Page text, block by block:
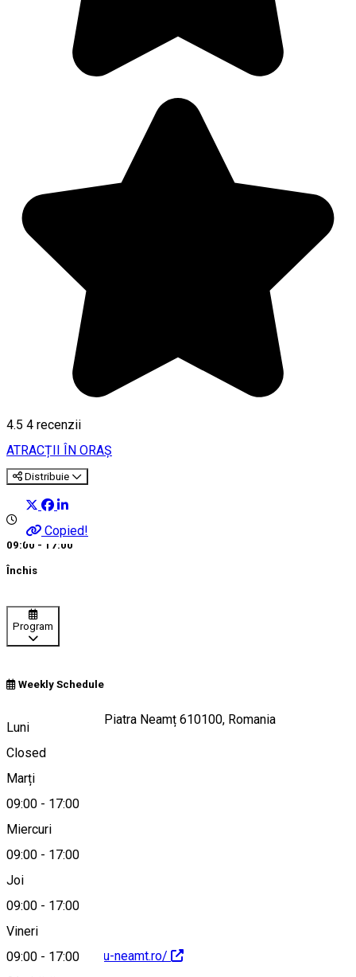
4.5 4 recenzii
ATRACȚII ÎN ORAȘ
Distribuie
Copied!
09:00 - 17:00
Închis
Program
Weekly Schedule
Luni
Closed
Marți
09:00 - 17:00
Miercuri
09:00 - 17:00
Joi
09:00 - 17:00
Vineri
09:00 - 17:00
Piața Libertății 1, Piatra Neamț 610100, Romania
Hartă
http://mapn.muzeu-neamt.ro/